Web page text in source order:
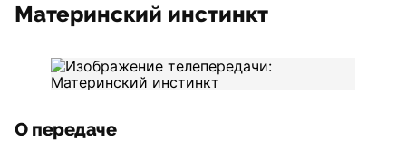
Материнский инстинкт
О передаче